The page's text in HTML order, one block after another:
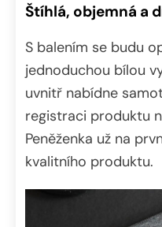
Štíhlá, objemná a
S balením se budu
jednoduchou bílou
uvnitř nabídne
registraci produktu
Peněženka už na
kvalitního produktu.